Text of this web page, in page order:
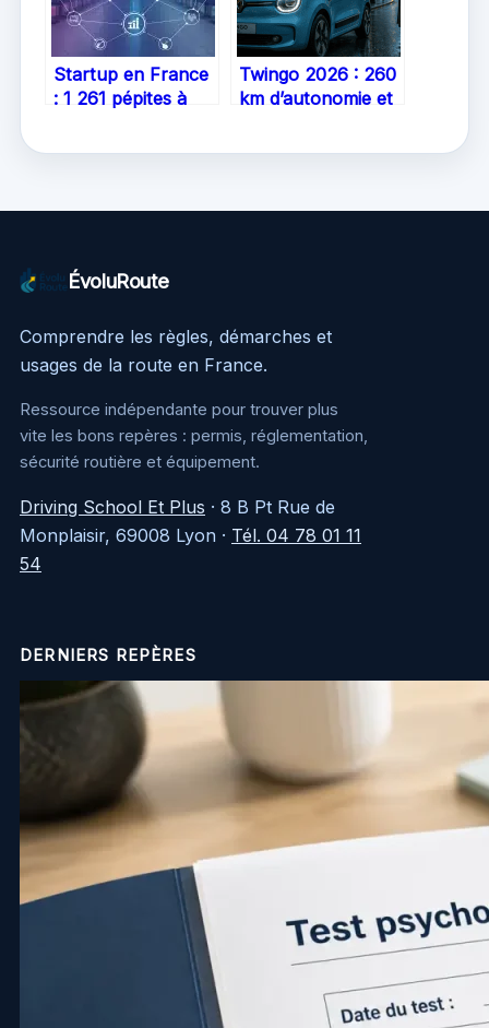
Startup en France
: 1 261 pépites à
Twingo 2026 : 260
km d’autonomie et
ÉvoluRoute
Comprendre les règles, démarches et
usages de la route en France.
Ressource indépendante pour trouver plus
vite les bons repères : permis, réglementation,
sécurité routière et équipement.
Driving School Et Plus · 8 B Pt Rue de
Monplaisir, 69008 Lyon · Tél. 04 78 01 11
54
DERNIERS REPÈRES